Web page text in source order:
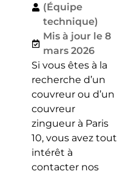
(Équipe
technique)
Mis à jour le 8
mars 2026
Si vous êtes à la
recherche d’un
couvreur ou d’un
couvreur
zingueur à Paris
10, vous avez tout
intérêt à
contacter nos